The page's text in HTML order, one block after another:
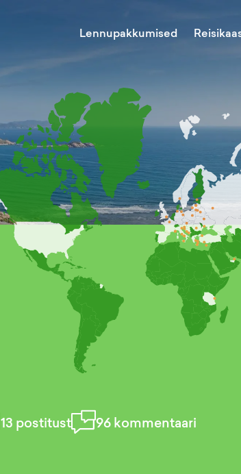
Lennupakkumised
13 postitust 96kommentaari